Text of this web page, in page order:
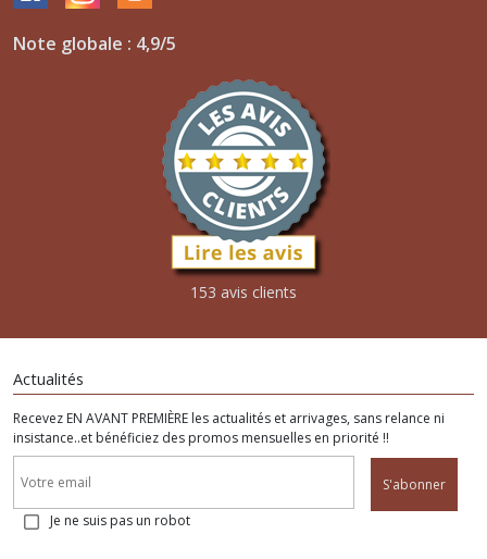
Note globale : 4,9/5
153 avis clients
Actualités
Recevez EN AVANT PREMIÈRE les actualités et arrivages, sans relance ni
insistance..et bénéficiez des promos mensuelles en priorité !!
S'abonner
Je ne suis pas un robot